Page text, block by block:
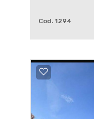
Cod. 1294